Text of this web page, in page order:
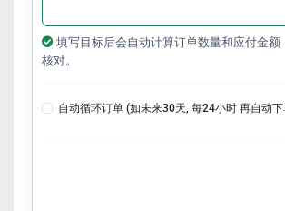
填写目标后会自动计算订单数量和应付金额
核对。
自动循环订单 (如未来30天, 每24小时 再自动